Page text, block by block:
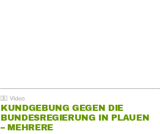
KUNDGEBUNG GEGEN DIE
BUNDESREGIERUNG IN PLAUEN
– MEHRERE